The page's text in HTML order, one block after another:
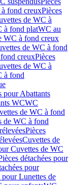
fond creuxPièces
de WC à
à fond platWC au
WC à fond creux
de WC à fond
creuxPièces
de WC à
à fond
pour Abattants
WCWC
de WC à fond
de WC à fond
Pièces
Cuvettes de
Cuvettes de WC
détachées pour
pour
pour Lunettes de